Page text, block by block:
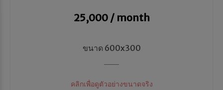
25,000 / month
ขนาด 600x300
คลิกเพื่อดูตัวอย่างขนาดจริง